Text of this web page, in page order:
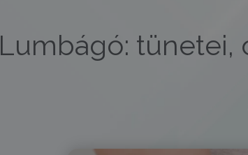
Lumbágó: tünetei,